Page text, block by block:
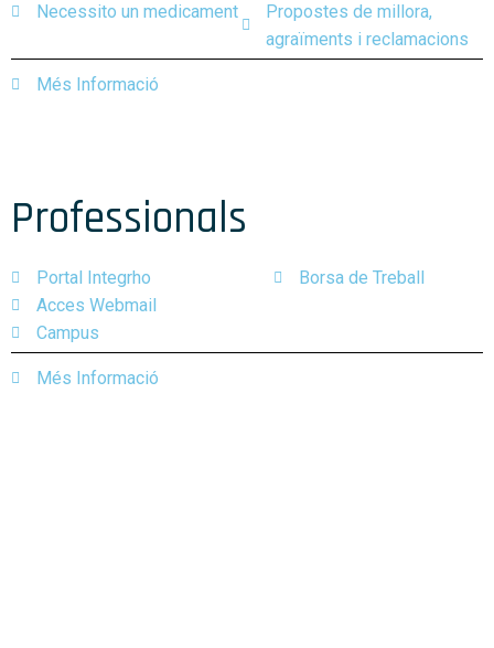
Necessito un medicament
Propostes de millora,
agraïments i reclamacions
Més Informació
Professionals
Portal Integrho​
Acces Webmail​
Campus
Borsa de Treball​
Més Informació